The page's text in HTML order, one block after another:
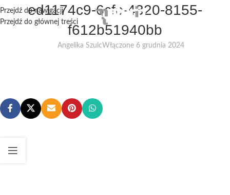
Przejdź do nawigacji
Przejdź do głównej treści
ed1174c9-6cfc-4320-8155-
f612b51940bb
Angelika SzulcWłączone 6 grudnia 2024